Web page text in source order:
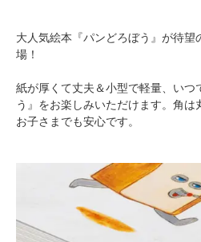
大人気絵本『パンどろぼう』が待望
場！
紙が厚くて丈夫＆小型で軽量、いつ
う』をお楽しみいただけます。角
お子さまでも安心です。